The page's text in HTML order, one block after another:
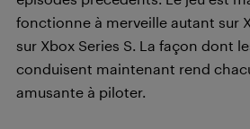
fonctionne à merveille autant sur
sur Xbox Series S. La façon dont
conduisent maintenant rend
amusante à piloter.